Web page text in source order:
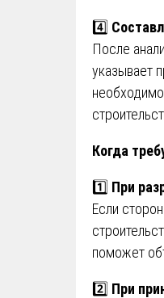
4️⃣
После
указывает
Когда
1️⃣ При
Если
поможет
2️⃣ При